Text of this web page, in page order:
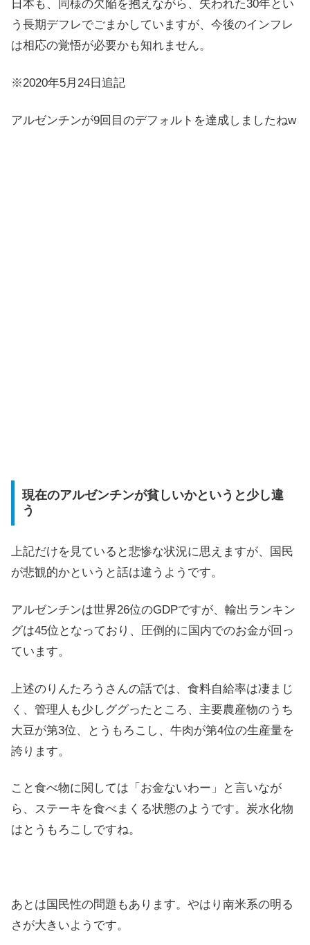
日本も、同様の欠陥を抱えながら、失われた30年とい
う長期デフレでごまかしていますが、今後のインフレ
は相応の覚悟が必要かも知れません。
※2020年5月24日追記
アルゼンチンが9回目のデフォルトを達成しましたねw
現在のアルゼンチンが貧しいかというと少し違
う
上記だけを見ていると悲惨な状況に思えますが、国民
が悲観的かというと話は違うようです。
アルゼンチンは世界26位のGDPですが、輸出ランキン
グは45位となっており、圧倒的に国内でのお金が回っ
ています。
上述のりんたろうさんの話では、食料自給率は凄まじ
く、管理人も少しググったところ、主要農産物のうち
大豆が第3位、とうもろこし、牛肉が第4位の生産量を
誇ります。
こと食べ物に関しては「お金ないわー」と言いなが
ら、ステーキを食べまくる状態のようです。炭水化物
はとうもろこしですね。
あとは国民性の問題もあります。やはり南米系の明る
さが大きいようです。